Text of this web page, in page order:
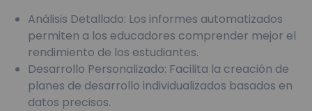
Análisis Detallado: Los informes automatizados
permiten a los educadores comprender mejor el
rendimiento de los estudiantes.
Desarrollo Personalizado: Facilita la creación de
planes de desarrollo individualizados basados en
datos precisos.